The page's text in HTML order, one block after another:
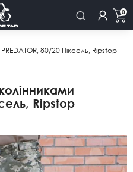
0
80/20 Піксель, Ripstop
Ripstop